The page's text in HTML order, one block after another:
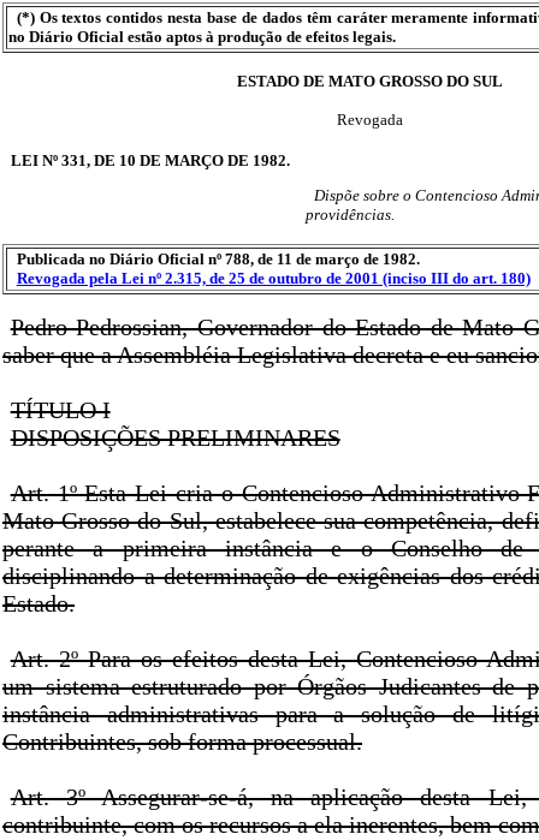
(*) Os textos contidos nesta base de dados têm caráter meramente
no Diário Oficial estão aptos à produção de efeitos legais.
ESTADO DE MATO GROSSO DO SUL
Revogada
LEI Nº 331, DE 10 DE MARÇO DE 1982.
Dispõe sobre o Contencioso
providências.
Publicada no Diário Oficial nº 788, de 11 de março de 1982.
Revogada pela Lei nº 2.315, de 25 de outubro de 2001 (inciso III do art. 180)
Pedro Pedrossian, Governador do Estado de Mato
saber que a Assembléia Legislativa decreta e eu
TÍTULO I
DISPOSIÇÕES PRELIMINARES
Art. 1º Esta Lei cria o Contencioso Administrativo
Mato Grosso do Sul, estabelece sua competência,
perante a primeira instância e o Conselho de
disciplinando a determinação de exigências dos
Estado.
Art. 2º Para os efeitos desta Lei, Contencioso
um sistema estruturado por Órgãos Judicantes de
instância administrativas para a solução de
Contribuintes, sob forma processual.
Art. 3º Assegurar-se-á, na aplicação desta
contribuinte, com os recursos a ela inerentes, bem